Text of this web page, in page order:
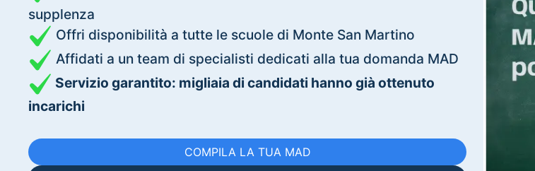
supplenza
Offri disponibilità a tutte le scuole di Monte San Martino
Affidati a un team di specialisti dedicati alla tua domanda MAD
Servizio garantito: migliaia di candidati hanno già ottenuto
incarichi
COMPILA LA TUA MAD